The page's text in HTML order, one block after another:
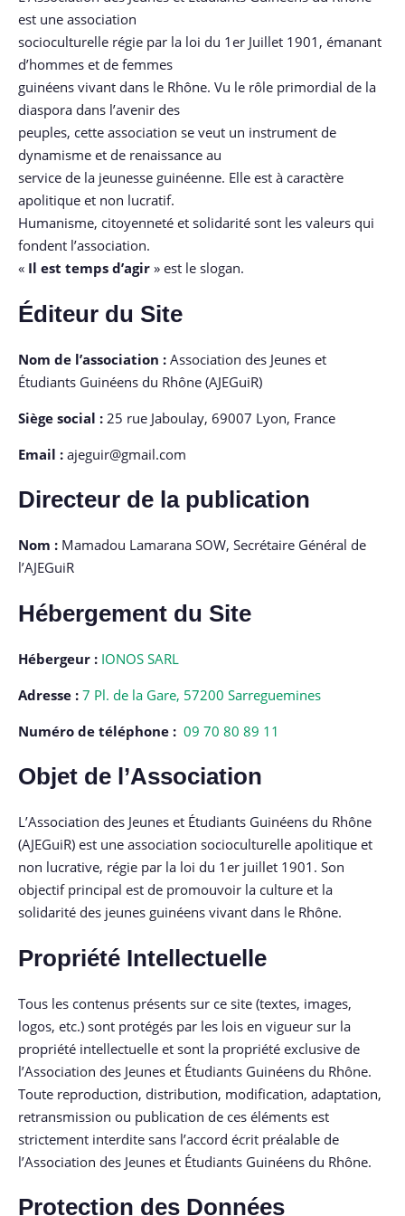
est une association
socioculturelle régie par la loi du 1er Juillet 1901, émanant
d’hommes et de femmes
guinéens vivant dans le Rhône. Vu le rôle primordial de la
diaspora dans l’avenir des
peuples, cette association se veut un instrument de
dynamisme et de renaissance au
service de la jeunesse guinéenne. Elle est à caractère
apolitique et non lucratif.
Humanisme, citoyenneté et solidarité sont les valeurs qui
fondent l’association.
« Il est temps d’agir » est le slogan.
Éditeur du Site
Nom de l’association : Association des Jeunes et
Étudiants Guinéens du Rhône (AJEGuiR)
Siège social : 25 rue Jaboulay, 69007 Lyon, France
Email : ajeguir@gmail.com
Directeur de la publication
Nom : Mamadou Lamarana SOW, Secrétaire Général de
l’AJEGuiR
Hébergement du Site
Hébergeur : IONOS SARL
Adresse : 7 Pl. de la Gare, 57200 Sarreguemines
Numéro de téléphone : 09 70 80 89 11
Objet de l’Association
L’Association des Jeunes et Étudiants Guinéens du Rhône
(AJEGuiR) est une association socioculturelle apolitique et
non lucrative, régie par la loi du 1er juillet 1901. Son
objectif principal est de promouvoir la culture et la
solidarité des jeunes guinéens vivant dans le Rhône.
Propriété Intellectuelle
Tous les contenus présents sur ce site (textes, images,
logos, etc.) sont protégés par les lois en vigueur sur la
propriété intellectuelle et sont la propriété exclusive de
l’Association des Jeunes et Étudiants Guinéens du Rhône.
Toute reproduction, distribution, modification, adaptation,
retransmission ou publication de ces éléments est
strictement interdite sans l’accord écrit préalable de
l’Association des Jeunes et Étudiants Guinéens du Rhône.
Protection des Données